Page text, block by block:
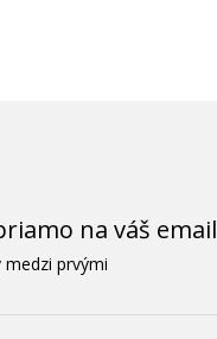
na váš email
prvými